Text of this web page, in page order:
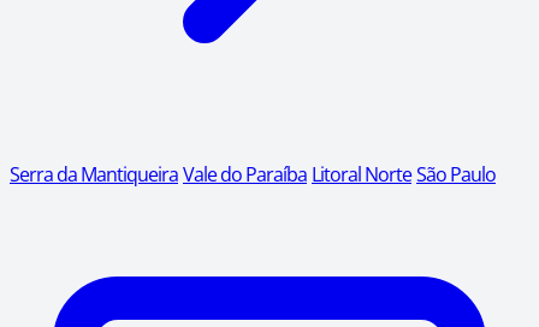
Serra da MantiqueiraVale do Paraíba Litoral NorteSão Paulo